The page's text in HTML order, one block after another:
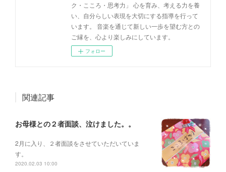
ク・こころ・思考力」 心を育み、考える力を養
い、自分らしい表現を大切にする指導を行って
います。 音楽を通じて新しい一歩を望む方との
ご縁を、心より楽しみにしています。
フォロー
関連記事
お母様との２者面談、泣けました。。
2月に入り、２者面談をさせていただいていま
す。
2020.02.03 10:00